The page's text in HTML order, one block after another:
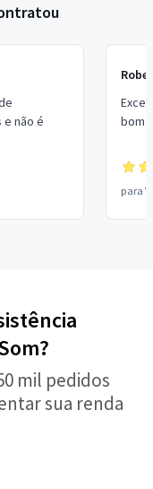
e não é
bom
para
mil pedidos
sua renda